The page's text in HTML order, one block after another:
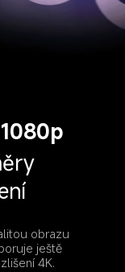
obrazu
ještě
4K.